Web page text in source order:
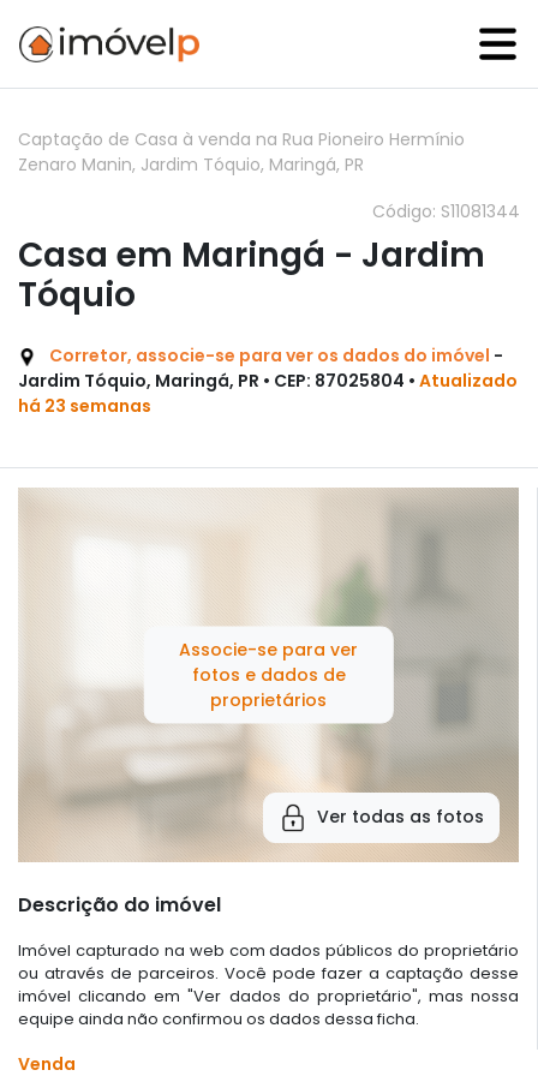
Captação de Casa à venda na Rua Pioneiro Hermínio
Zenaro Manin, Jardim Tóquio, Maringá, PR
Código: S11081344
Casa em Maringá - Jardim
Tóquio
Corretor, associe-se para ver os dados do imóvel -
Jardim Tóquio, Maringá, PR • CEP: 87025804 • Atualizado
há 23 semanas
Associe-se para ver
fotos e dados de
proprietários
Ver todas as fotos
Descrição do imóvel
Imóvel capturado na web com dados públicos do proprietário
ou através de parceiros. Você pode fazer a captação desse
imóvel clicando em "Ver dados do proprietário", mas nossa
equipe ainda não confirmou os dados dessa ficha.
Venda